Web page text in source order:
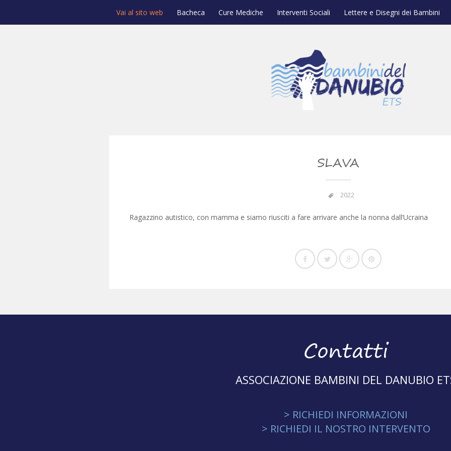
Vai al sito web Bacheca Cure Mediche Interventi Sociali Lettere e Disegni dei Bambini
SLAVA
2022
Ragazzino autistico, con mamma e siamo riusciti a fare arrivare anche la nonna dall’Ucraina
Contatti
ASSOCIAZIONE BAMBINI DEL DANUBIO
> RICHIEDI INFORMAZIONI
> RICHIEDI IL NOSTRO INTERVENTO